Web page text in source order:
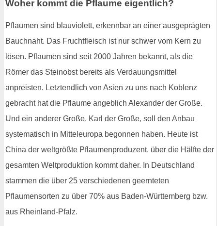
Woher kommt die Pflaume eigentlich?
Pflaumen sind blauviolett, erkennbar an einer ausgeprägten
Bauchnaht. Das Fruchtfleisch ist nur schwer vom Kern zu
lösen. Pflaumen sind seit 2000 Jahren bekannt, als die
Römer das Steinobst bereits als Verdauungsmittel
anpreisten. Letztendlich von Asien zu uns nach Koblenz
gebracht hat die Pflaume angeblich Alexander der Große.
Und ein anderer Große, Karl der Große, soll den Anbau
systematisch in Mitteleuropa begonnen haben. Heute ist
China der weltgrößte Pflaumenproduzent, über die Hälfte der
gesamten Weltproduktion kommt daher. In Deutschland
stammen die über 25 verschiedenen geernteten
Pflaumensorten zu über 70% aus Baden-Württemberg bzw.
aus Rheinland-Pfalz.